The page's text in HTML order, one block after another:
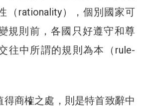
（rationality），個別國家可
規則前，各國只好遵守和尊
往中所謂的規則為本（rule-
得商榷之處，則是特首致辭中